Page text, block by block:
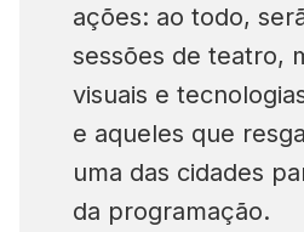
ações: ao todo,
sessões de teatro,
visuais e
e aqueles que
uma das cidades
da programação.